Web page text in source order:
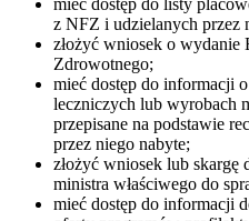
mieć dostęp do listy
z NFZ i udzielanych przez
złożyć wniosek o wydanie
Zdrowotnego;
mieć dostęp do informacji
leczniczych lub wyrobach
przepisane na podstawie
przez niego nabyte;
złożyć wniosek lub skargę
ministra właściwego do
mieć dostęp do informacji